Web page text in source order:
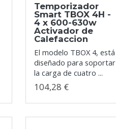
Temporizador
Smart TBOX 4H -
4 x 600-630w
Activador de
Calefaccion
El modelo TBOX 4, está
diseñado para soportar
la carga de cuatro ...
104,28 €